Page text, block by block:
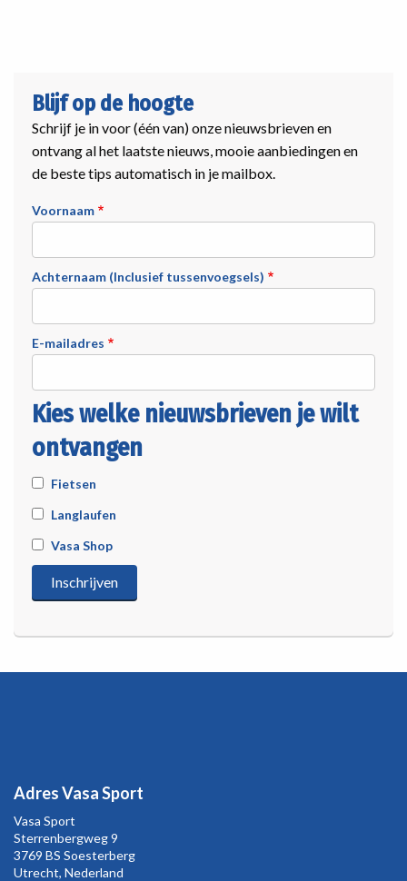
Blijf op de hoogte
Schrijf je in voor (één van) onze nieuwsbrieven en
ontvang al het laatste nieuws, mooie aanbiedingen en
de beste tips automatisch in je mailbox.
Voornaam
Achternaam (Inclusief tussenvoegsels)
E-mailadres
Kies welke nieuwsbrieven je wilt
ontvangen
Fietsen
Langlaufen
Vasa Shop
Adres Vasa Sport
Vasa Sport
Sterrenbergweg9
3769 BS Soesterberg
Utrecht, Nederland